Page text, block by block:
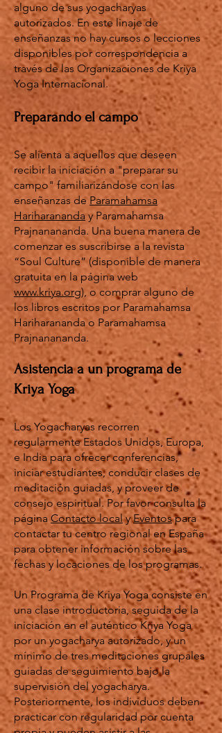
alguno de sus yogacharyas
autorizados. En este linaje de
enseñanzas no hay cursos o lecciones
disponibles por correspondencia a
través de las Organizaciones de Kriya
Yoga Internacional.
Preparando el campo
Se alienta a aquellos que deseen
recibir la iniciación a "preparar su
campo" familiarizándose con las
enseñanzas de Paramahamsa
Hariharananda y Paramahamsa
Prajnanananda. Una buena manera de
comenzar es suscribirse a la revista
“Soul Culture” (disponible de manera
gratuita en la página web
www.kriya.org), o comprar alguno de
los libros escritos por Paramahamsa
Hariharananda o Paramahamsa
Prajnanananda.
Asistencia a un programa de
Kriya Yoga
Los Yogacharyas recorren
regularmente Estados Unidos, Europa,
e India para ofrecer conferencias,
iniciar estudiantes, conducir clases de
meditación guiadas, y proveer de
consejo espiritual. Por favor consulta la
página Contacto localyEventospara
contactar tu centro regional en España
para obtener información sobre las
fechas y locaciones de los programas.
Un Programa de Kriya Yoga consiste en
una clase introductoria, seguida de la
iniciación en el auténtico Kriya Yoga
por un yogacharya autorizado, y un
mínimo de tres meditaciones grupales
guiadas de seguimiento bajo la
supervisión del yogacharya.
Posteriormente, los individuos deben
practicar con regularidad por cuenta